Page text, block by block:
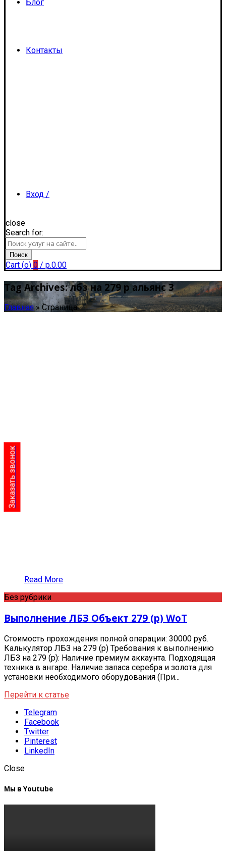
Блог
Контакты
Вход /
Регистрация
close
Search for:
Поиск
Cart (o) 0 / р.0.00
Tag Archives: лбз на 279 р альянс 3
Главная» Страница
Read More
Без рубрики
Выполнение ЛБЗ Объект 279 (р) WoT
Стоимость прохождения полной операции: 30000 руб.
Калькулятор ЛБЗ на 279 (р) Требования к выполнению
ЛБЗ на 279 (р): Наличие премиум аккаунта. Подходящая
техника в ангаре. Наличие запаса серебра и золота для
установки необходимого оборудования (При...
Перейти к статье
Telegram
Facebook
Twitter
Pinterest
LinkedIn
Close
Мы в Youtube
Заказать звонок